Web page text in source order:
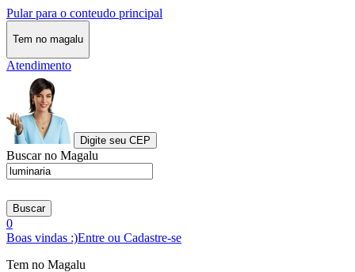
Pular para o conteudo principal
Tem no magalu
Atendimento
Digite seu CEP
Buscar no Magalu
Buscar
0
Boas vindas :)Entre ou Cadastre-se
Tem no Magalu